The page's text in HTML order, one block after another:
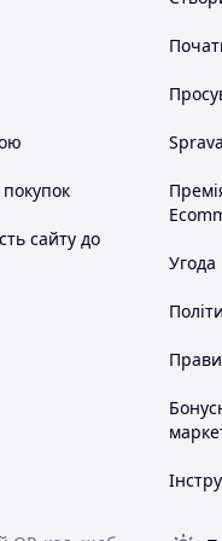
продукцію? В
її обробить і
або за телефоном
сайту до
Угода